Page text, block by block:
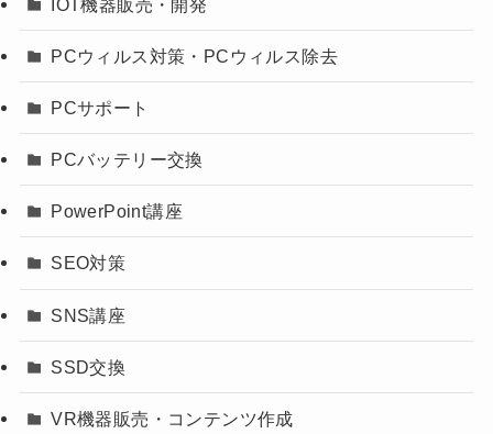
PCウィルス対策・PCウィルス除去
PCサポート
PCバッテリー交換
PowerPoint講座
SEO対策
SNS講座
SSD交換
VR機器販売・コンテンツ作成